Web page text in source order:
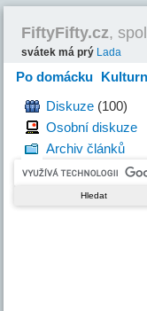
FiftyFifty.cz,
svátek má prý Lada
Po domácku
HravěDiskuze (100)
Osobní diskuze
Archiv článků